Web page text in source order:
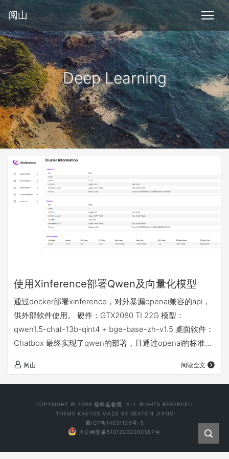
阅山
Deep Learning
使用Xinference部署Qwen及向量化模型
通过docker部署xinference，对外暴漏openai兼容的api，
供外部软件使用。 硬件：GTX2080 TI 22G 模型：
qwen1.5-chat-13b-qint4 + bge-base-zh-v1.5 桌面软件：
Chatbox 最终实现了qwen的部署，且通过openai的标准
docker-compose.yml配置： 最终效果
阅山 阅读全文
COPYRIGHT © 2099 登峰造极境. ALL RIGHTS RESERVED.
THEME KRATOS MADE BY SEATON JIANG
蜀ICP备14031139号-5
川公网安备51012202000587号